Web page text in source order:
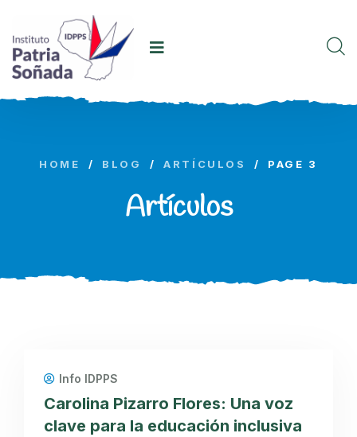
HOME / BLOG / ARTÍCULOS / PAGE 3
Artículos
Info IDPPS
Carolina Pizarro Flores: Una voz
clave para la educación inclusiva